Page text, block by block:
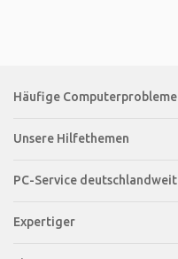
Häufige Computerprobleme
Unsere Hilfethemen
PC-Service deutschlandweit
Expertiger